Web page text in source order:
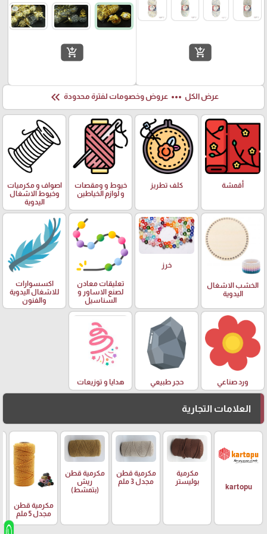
add_shopping_cart
add_shopping_cart
عرض الكل more_horiz عروض وخصومات لفترة محدودة keyboard_double_arrow_left
أقمشة كلف تطريز
خيوط و ومقصات
و لوازم الخياطين
اصواف و مكرميات
وخيوط الاشغال
اليدوية
الخشب الاشغال
اليدوية
خرز
تعليقات معادن
لصنع الاساور و
السناسيل
اكسسوارات
للاشغال اليدوية
والفنون
ورد صناعي حجر طبيعي هدايا و توزيعات
العلامات التجارية
kartopu
مكرمية
بوليستر
مكرمية قطن
مجدل 3 ملم
مكرمية قطن
ريش
(بتمشط)
مكرمية قطن
مجدل 5 ملم